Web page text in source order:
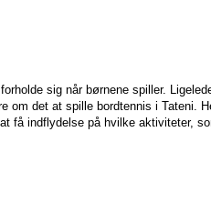
sig når børnene spiller.
det at spille bordtennis i Tateni.
få indflydelse på hvilke aktiviteter,